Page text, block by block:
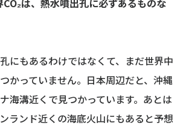
にもあるわけではなくて、まだ世界中
かっていません。日本周辺だと、沖縄
海溝近くで見つかっています。あとは
ランド近くの海底火山にもあると予想